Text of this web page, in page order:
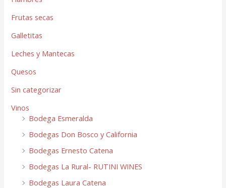
Frutas secas
Galletitas
Leches y Mantecas
Quesos
Sin categorizar
Vinos
Bodega Esmeralda
Bodegas Don Bosco y California
Bodegas Ernesto Catena
Bodegas La Rural- RUTINI WINES
Bodegas Laura Catena